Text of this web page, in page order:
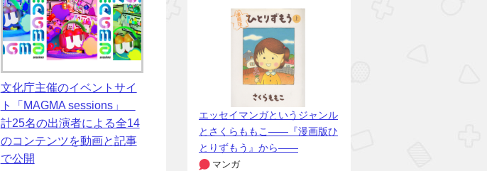
文化庁主催のイベントサイ
ト「MAGMA sessions」
計25名の出演者による全14
のコンテンツを動画と記事
で公開
エッセイマンガというジャンル
とさくらももこ――『漫画版ひ
とりずもう』から――
マンガ